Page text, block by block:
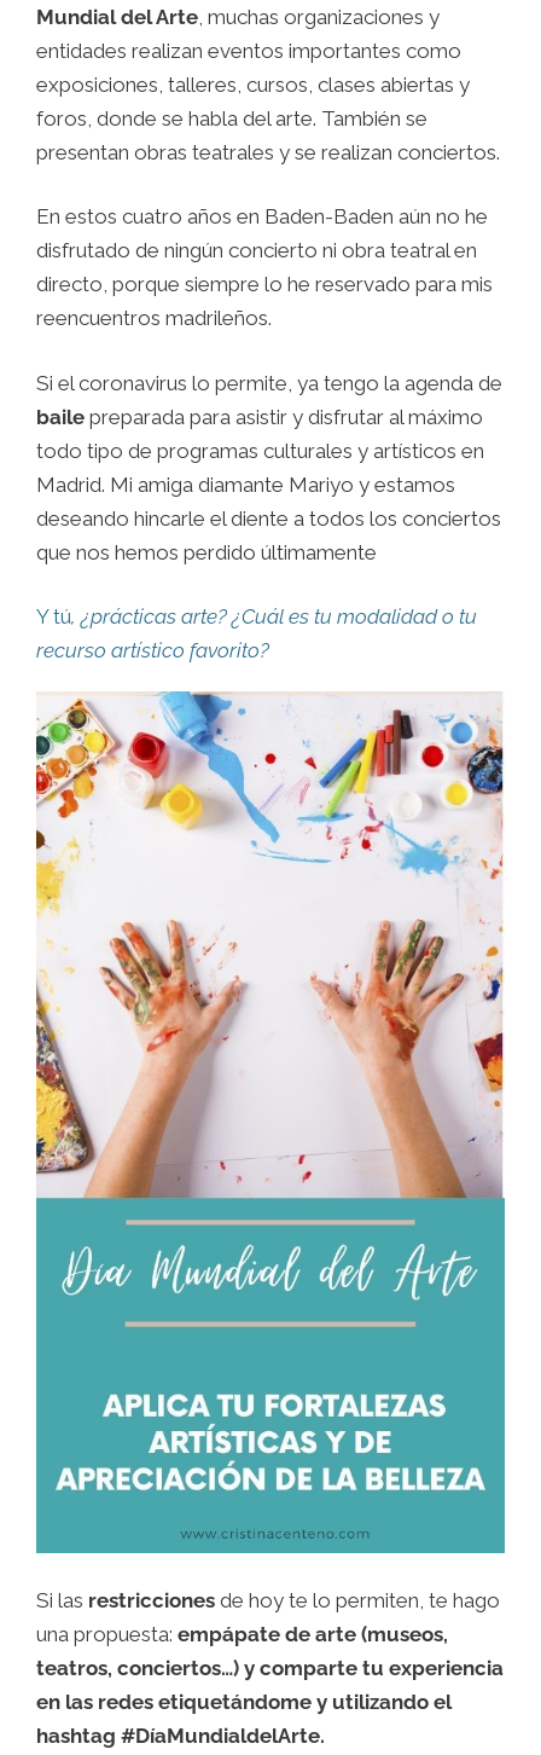
Mundial del Arte , muchas organizaciones y
entidades realizan eventos importantes como
exposiciones, talleres, cursos, clases abiertas y
foros, donde se habla del arte. También se
presentan obras teatrales y se realizan conciertos.
En estos cuatro años en Baden-Baden aún no he
disfrutado de ningún concierto ni obra teatral en
directo, porque siempre lo he reservado para mis
reencuentros madrileños.
Si el coronavirus lo permite, ya tengo la agenda de
baile preparada para asistir y disfrutar al máximo
todo tipo de programas culturales y artísticos en
Madrid. Mi amiga diamante Mariyo y estamos
deseando hincarle el diente a todos los conciertos
que nos hemos perdido últimamente
Y tú, ¿prácticas arte? ¿Cuál es tu modalidad o tu
recurso artístico favorito?
Si las restricciones de hoy te lo permiten, te hago
una propuesta: empápate de arte (museos,
teatros, conciertos…) y comparte tu experiencia
en las redes etiquetándome y utilizando el
hashtag #DíaMundialdelArte.